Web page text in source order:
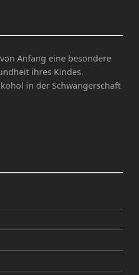
Anfang eine besondere
ihres Kindes.
in der Schwangerschaft